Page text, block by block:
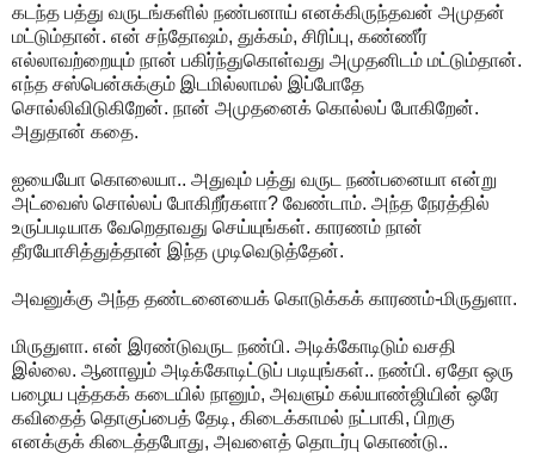
கடந்த பத்து வருடங்களில் நண்பனாய் எனக்கிருந்தவன் அமுதன்
மட்டும்தான். என் சந்தோஷம், துக்கம், சிரிப்பு, கண்ணீர்
எல்லாவற்றையும் நான் பகிர்ந்துகொள்வது அமுதனிடம் மட்டும்தான்.
எந்த சஸ்பென்சுக்கும் இடமில்லாமல் இப்போதே
சொல்லிவிடுகிறேன். நான் அமுதனைக் கொல்லப் போகிறேன்.
அதுதான் கதை.
ஐயையோ கொலையா.. அதுவும் பத்து வருட நண்பனையா என்று
அட்வைஸ் சொல்லப் போகிறீர்களா? வேண்டாம். அந்த நேரத்தில்
உருப்படியாக வேறெதாவது செய்யுங்கள். காரணம் நான்
தீரயோசித்துத்தான் இந்த முடிவெடுத்தேன்.
அவனுக்கு அந்த தண்டனையைக் கொடுக்கக் காரணம்-மிருதுளா.
மிருதுளா. என் இரண்டுவருட நண்பி. அடிக்கோடிடும் வசதி
இல்லை. ஆனாலும் அடிக்கோடிட்டுப் படியுங்கள்.. நண்பி. ஏதோ ஒரு
பழைய புத்தகக் கடையில் நானும், அவளும் கல்யாண்ஜியின் ஒரே
கவிதைத் தொகுப்பைத் தேடி, கிடைக்காமல் நட்பாகி, பிறகு
எனக்குக் கிடைத்தபோது, அவளைத் தொடர்பு கொண்டு..